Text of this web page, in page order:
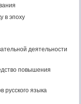
в эпоху
деятельности
повышения
языка